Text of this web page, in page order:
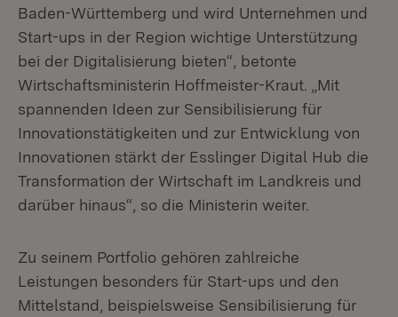
Baden-Württemberg und wird Unternehmen und
Start-ups in der Region wichtige Unterstützung
bei der Digitalisierung bieten“, betonte
Wirtschaftsministerin Hoffmeister-Kraut. „Mit
spannenden Ideen zur Sensibilisierung für
Innovationstätigkeiten und zur Entwicklung von
Innovationen stärkt der Esslinger Digital Hub die
Transformation der Wirtschaft im Landkreis und
darüber hinaus“, so die Ministerin weiter.
Zu seinem Portfolio gehören zahlreiche
Leistungen besonders für Start-ups und den
Mittelstand, beispielsweise Sensibilisierung für